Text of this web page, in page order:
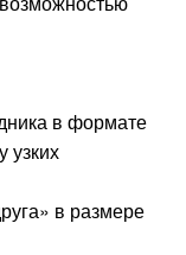
в формате
узких
в размере